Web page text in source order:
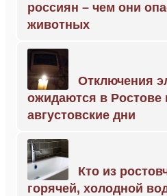
россиян – чем они
животных
Отключения
ожидаются в Ростове
августовские дни
Кто из
горячей, холодной